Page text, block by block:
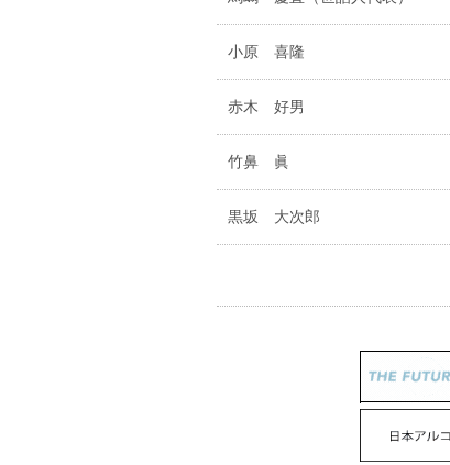
小原 喜隆
赤木 好男
竹鼻 眞
黒坂 大次郎